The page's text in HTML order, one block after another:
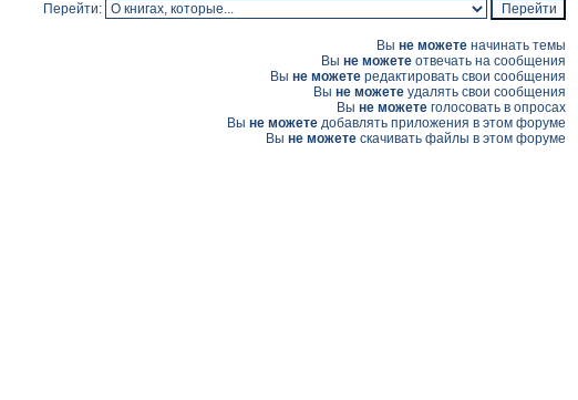
Перейти:
Вы не можете начинать темы
Вы не можете отвечать на сообщения
Вы не можете редактировать свои сообщения
Вы не можете удалять свои сообщения
Вы не можете голосовать в опросах
Вы не можете добавлять приложения в этом форуме
Вы не можете скачивать файлы в этом форуме